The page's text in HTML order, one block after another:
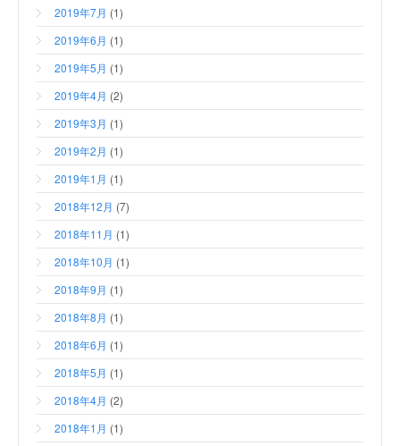
2019年7月 (1)
2019年6月 (1)
2019年5月 (1)
2019年4月 (2)
2019年3月 (1)
2019年2月 (1)
2019年1月 (1)
2018年12月 (7)
2018年11月 (1)
2018年10月 (1)
2018年9月 (1)
2018年8月 (1)
2018年6月 (1)
2018年5月 (1)
2018年4月 (2)
2018年1月 (1)